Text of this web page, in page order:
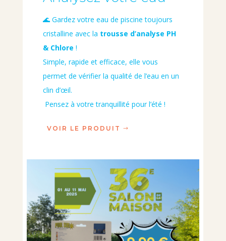
🌊 Gardez votre eau de piscine toujours
cristalline avec la trousse d’analyse PH
& Chlore !
Simple, rapide et efficace, elle vous
permet de vérifier la qualité de l’eau en un
clin d’œil.
Pensez à votre tranquillité pour l’été !
VOIR LE PRODUIT